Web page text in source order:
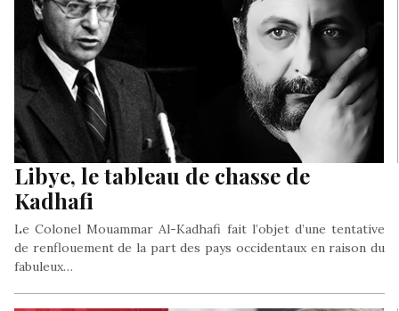
Libye, le tableau de chasse de
Kadhafi
Le Colonel Mouammar Al-Kadhafi fait l’objet d’une tentative
de renflouement de la part des pays occidentaux en raison du
fabuleux…